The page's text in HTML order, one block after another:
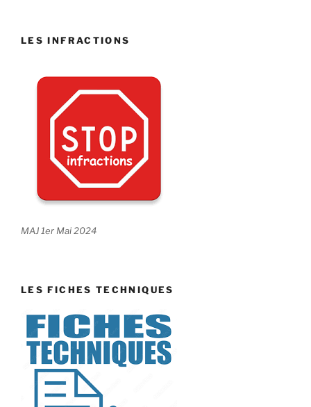
LES INFRACTIONS
MAJ 1er Mai 2024
LES FICHES TECHNIQUES